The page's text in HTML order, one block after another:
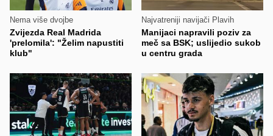
Nema više dvojbe
Zvijezda Real Madrida
'prelomila': "Želim napustiti
klub"
Najvatreniji navijači Plavih
Manijaci napravili poziv za
meč sa BSK; uslijedio sukob
u centru grada